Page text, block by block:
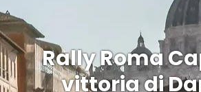
Rally Roma
vittoria di